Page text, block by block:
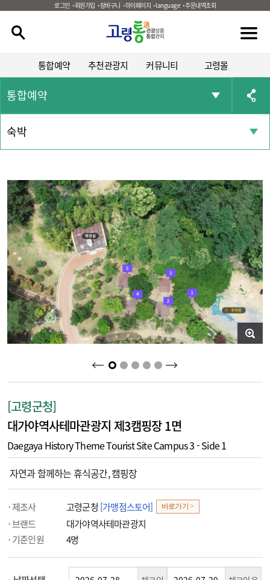
로그인 회원가입 장바구니 마이페이지 language 주문내역조회
통합예약 추천관광지 커뮤니티 고령몰
통합예약
숙박
2 3 4 5
[고령군청]
대가야역사테마관광지 제3캠핑장 1면
Daegaya History Theme Tourist Site Campus 3 - Side 1
자연과 함께하는 휴식공간, 캠핑장
제조사 고령군청 [가맹점스토어] 바로가기 >
브랜드
대가야역사테마관광지
기준인원
4명